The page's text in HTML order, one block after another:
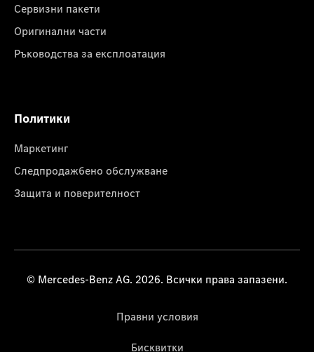
Сервизни пакети
Оригинални части
Ръководства за експлоатация
Политики
Маркетинг
Следпродажбено обслужване
Защита и поверителност
© Mercedes-Benz AG. 2026. Всички права запазени.
Правни условия
Бисквитки